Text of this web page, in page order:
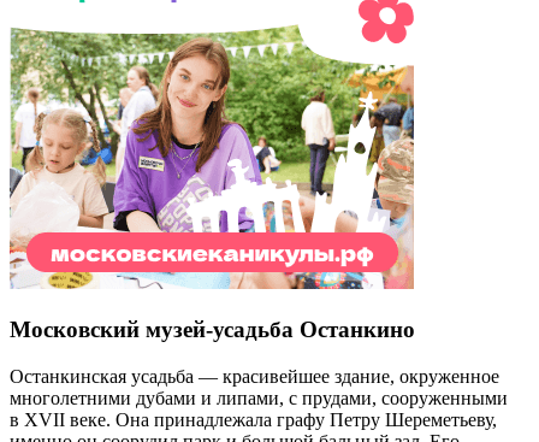
Московский музей-усадьба Останкино
Останкинская усадьба — красивейшее здание, окруженное
многолетними дубами и липами, с прудами, сооруженными
в XVII веке. Она принадлежала графу Петру Шереметьеву,